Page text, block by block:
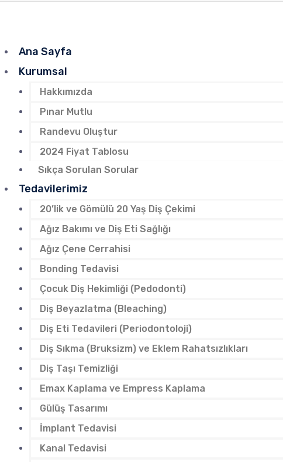
Ana Sayfa
Kurumsal
Hakkımızda
Pınar Mutlu
Randevu Oluştur
2024 Fiyat Tablosu
Sıkça Sorulan Sorular
Tedavilerimiz
20’lik ve Gömülü 20 Yaş Diş Çekimi
Ağız Bakımı ve Diş Eti Sağlığı
Ağız Çene Cerrahisi
Bonding Tedavisi
Çocuk Diş Hekimliği (Pedodonti)
Diş Beyazlatma (Bleaching)
Diş Eti Tedavileri (Periodontoloji)
Diş Sıkma (Bruksizm) ve Eklem Rahatsızlıkları
Diş Taşı Temizliği
Emax Kaplama ve Empress Kaplama
Gülüş Tasarımı
İmplant Tedavisi
Kanal Tedavisi